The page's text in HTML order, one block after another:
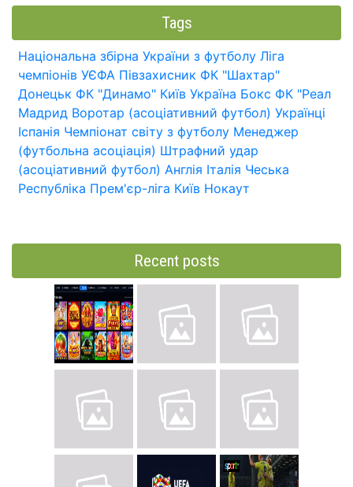
Tags
Національна збірна України з футболу Ліга
чемпіонів УЄФА Півзахисник ФК "Шахтар"
Донецьк ФК "Динамо" Київ Україна Бокс ФК "Реал
Мадрид Воротар (асоціативний футбол) Українці
Іспанія Чемпіонат світу з футболу Менеджер
(футбольна асоціація) Штрафний удар
(асоціативний футбол) Англія Італія Чеська
Республіка Прем'єр-ліга Київ Нокаут
Recent posts